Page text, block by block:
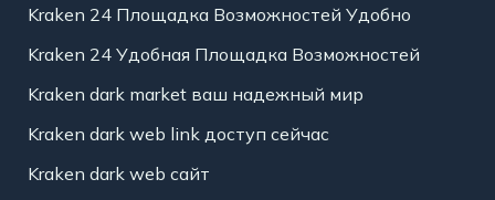
Kraken 24 Площадка Возможностей Удобно
Kraken 24 Удобная Площадка Возможностей
Kraken dark market ваш надежный мир
Kraken dark web link доступ сейчас
Kraken dark web сайт